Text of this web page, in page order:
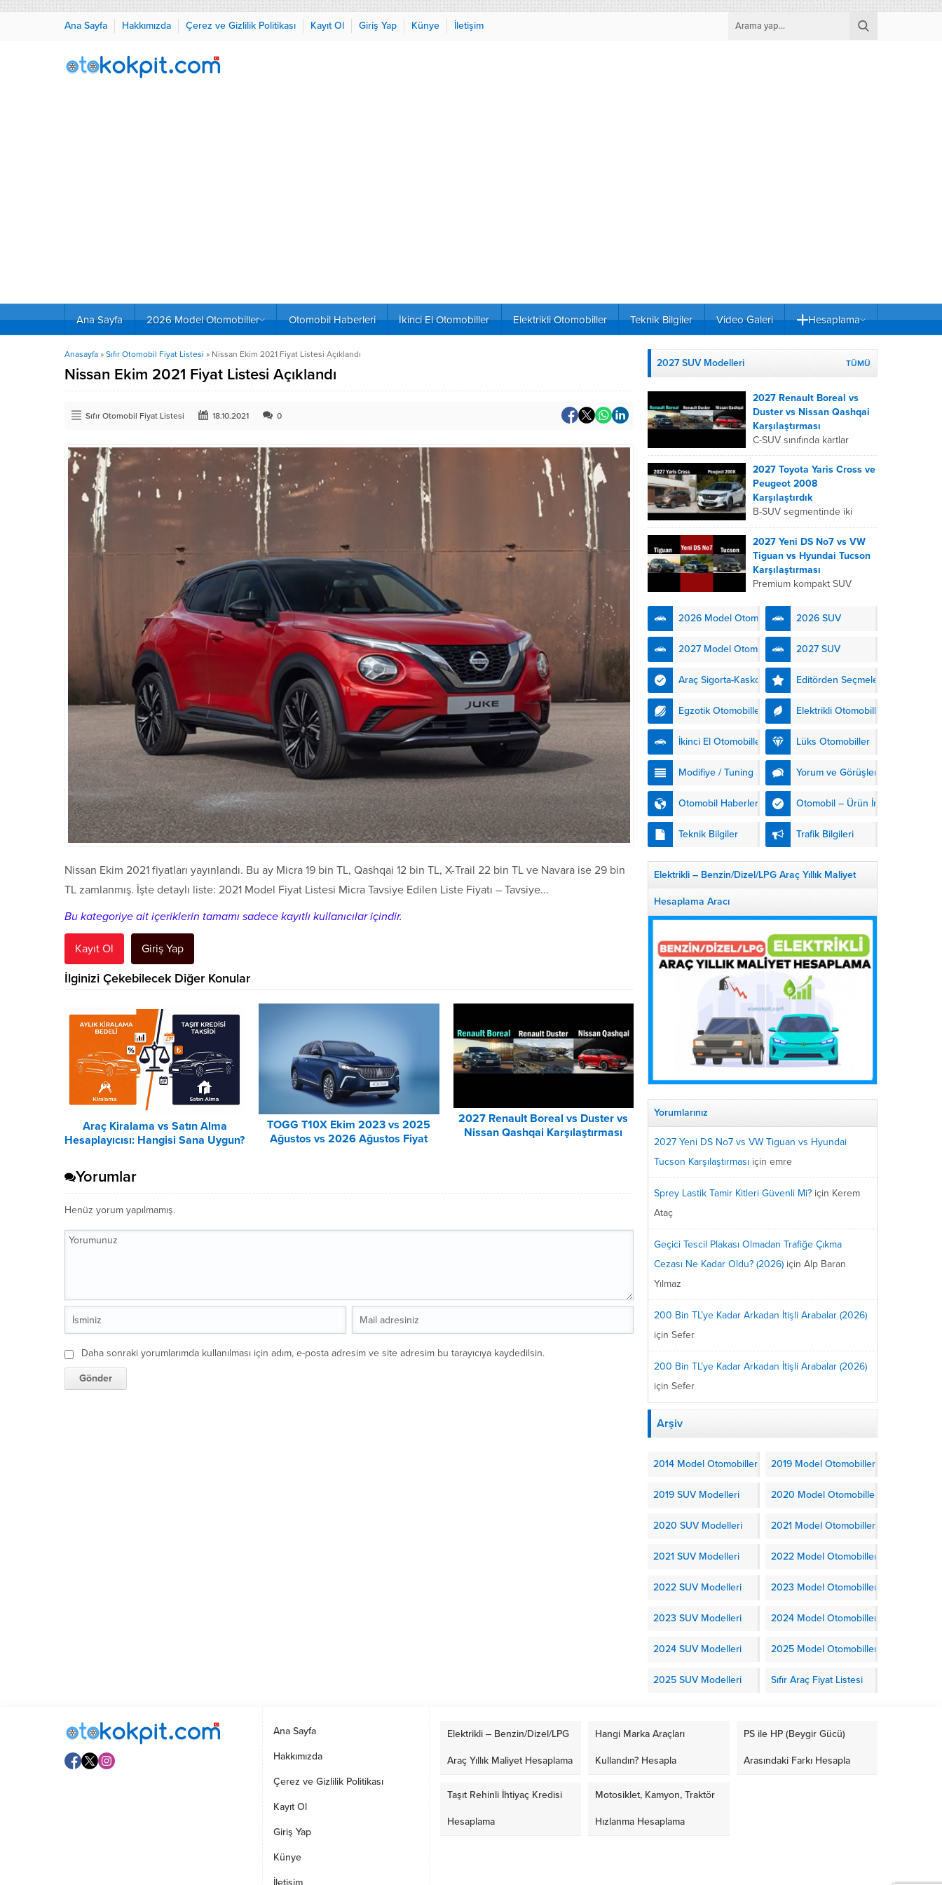
Ana Sayfa Hakkımızda Çerez ve Gizlilik Politikası Kayıt Ol Giriş Yap Künye İletişim
Ana Sayfa 2026 Model Otomobiller Otomobil Haberleri İkinci El Otomobiller Elektrikli Otomobiller Teknik Bilgiler Video Galeri Hesaplama
Anasayfa » Sıfır Otomobil Fiyat Listesi » Nissan Ekim 2021 Fiyat Listesi Açıklandı
Nissan Ekim 2021 Fiyat Listesi Açıklandı
Sıfır Otomobil Fiyat Listesi 18.10.2021 0
Nissan Ekim 2021 fiyatları yayınlandı. Bu ay Micra 19 bin TL, Qashqai 12 bin TL, X-Trail 22 bin TL ve Navara ise 29 bin
TL zamlanmış. İşte detaylı liste: 2021 Model Fiyat Listesi Micra Tavsiye Edilen Liste Fiyatı – Tavsiye...
Bu kategoriye ait içeriklerin tamamı sadece kayıtlı kullanıcılar içindir.
Kayıt Ol Giriş Yap
İlginizi Çekebilecek Diğer Konular
Araç Kiralama vs Satın Alma
Hesaplayıcısı: Hangisi Sana Uygun?
TOGG T10X Ekim 2023 vs 2025
Ağustos vs 2026 Ağustos Fiyat
2027 Renault Boreal vs Duster vs
Nissan Qashqai Karşılaştırması
Yorumlar
Henüz yorum yapılmamış.
Daha sonraki yorumlarımda kullanılması için adım, e-posta adresim ve site adresim bu tarayıcıya kaydedilsin.
2027 SUV Modelleri TÜMÜ
2027 Renault Boreal vs
Duster vs Nissan Qashqai
Karşılaştırması
C-SUV sınıfında kartlar
yeniden dağıtıldı. 2027
Renault Boreal, Renault
Duster ve Nissan Qashqai;
her biri farklı bir sürüş
deneyimi, motor...
2027 Toyota Yaris Cross ve
Peugeot 2008
Karşılaştırdık
B-SUV segmentinde iki
önemli oyuncu olan 2027
Toyota Yaris
Cross ve Peugeot 2008,
farklı mühendislik
felsefeleriyle kullanıcıların
hibrit teknolojisindeki
uzmanlığını...
2027 Yeni DS No7 vs VW
Tiguan vs Hyundai Tucson
Karşılaştırması
Premium kompakt SUV
isteyen 2027 DS No7,
kendinden şarjlı hibrit
teknolojisiyle buluşturuyor.
DS Automobiles’in yeni...
2026 Model Otomobiller 2026 SUV
2027 Model Otomobiller 2027 SUV
Araç Sigorta-Kasko Editörden Seçmeler
Egzotik Otomobiller Elektrikli Otomobiller
İkinci El Otomobiller Lüks Otomobiller
Modifiye / Tuning Yorum ve Görüşler
Otomobil Haberleri Otomobil – Ürün İnceleme
Teknik Bilgiler Trafik Bilgileri
Elektrikli – Benzin/Dizel/LPG Araç Yıllık Maliyet
Hesaplama Aracı
Yorumlarınız
2027 Yeni DS No7 vs VW Tiguan vs Hyundai
Tucson Karşılaştırması için emre
Sprey Lastik Tamir Kitleri Güvenli Mi? için Kerem
Ataç
Geçici Tescil Plakası Olmadan Trafiğe Çıkma
Cezası Ne Kadar Oldu? (2026) için Alp Baran
Yılmaz
200 Bin TL’ye Kadar Arkadan İtişli Arabalar (2026)
için Sefer
200 Bin TL’ye Kadar Arkadan İtişli Arabalar (2026)
için Sefer
Arşiv
2014 Model Otomobiller 2019 Model Otomobiller
2019 SUV Modelleri 2020 Model Otomobiller
2020 SUV Modelleri 2021 Model Otomobiller
2021 SUV Modelleri 2022 Model Otomobiller
2022 SUV Modelleri 2023 Model Otomobiller
2023 SUV Modelleri 2024 Model Otomobiller
2024 SUV Modelleri 2025 Model Otomobiller
2025 SUV Modelleri Sıfır Araç Fiyat Listesi
Ana Sayfa
Hakkımızda
Çerez ve Gizlilik Politikası
Kayıt Ol
Giriş Yap
Künye
İletişim
Elektrikli – Benzin/Dizel/LPG
Araç Yıllık Maliyet Hesaplama
Hangi Marka Araçları
Kullandın? Hesapla
PS ile HP (Beygir Gücü)
Arasındaki Farkı Hesapla
Taşıt Rehinli İhtiyaç Kredisi
Hesaplama
Motosiklet, Kamyon, Traktör
Hızlanma Hesaplama